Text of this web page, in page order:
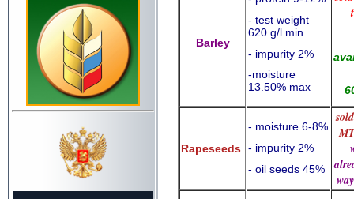
Barley
- test weight
620 g/l min
- impurity 2%
-moisture
13.50% max
Rapeseeds
- moisture 6-8%
- impurity 2%
- oil seeds 45%